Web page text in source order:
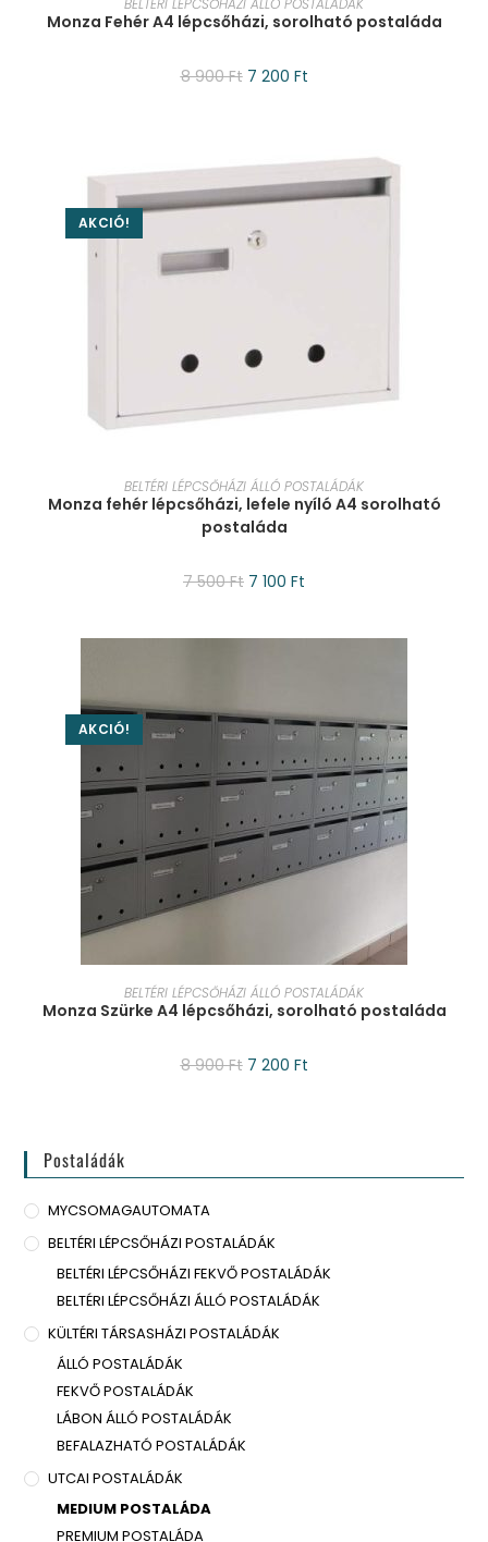
Monza Fehér A4 lépcsőházi, sorolható postaláda
8 900Ft 7 200 Ft
AKCIÓ!
KOSÁRBA TESZEM
BELTÉRI LÉPCSŐHÁZI ÁLLÓ POSTALÁDÁK
Monza fehér lépcsőházi, lefele nyíló A4 sorolható
postaláda
7 500Ft 7 100 Ft
AKCIÓ!
KOSÁRBA TESZEM
BELTÉRI LÉPCSŐHÁZI ÁLLÓ POSTALÁDÁK
Monza Szürke A4 lépcsőházi, sorolható postaláda
8 900Ft 7 200 Ft
Postaládák
MYCSOMAGAUTOMATA
BELTÉRI LÉPCSŐHÁZI POSTALÁDÁK
BELTÉRI LÉPCSŐHÁZI FEKVŐ POSTALÁDÁK
BELTÉRI LÉPCSŐHÁZI ÁLLÓ POSTALÁDÁK
KÜLTÉRI TÁRSASHÁZI POSTALÁDÁK
ÁLLÓ POSTALÁDÁK
FEKVŐ POSTALÁDÁK
LÁBON ÁLLÓ POSTALÁDÁK
BEFALAZHATÓ POSTALÁDÁK
UTCAI POSTALÁDÁK
MEDIUM POSTALÁDA
PREMIUM POSTALÁDA